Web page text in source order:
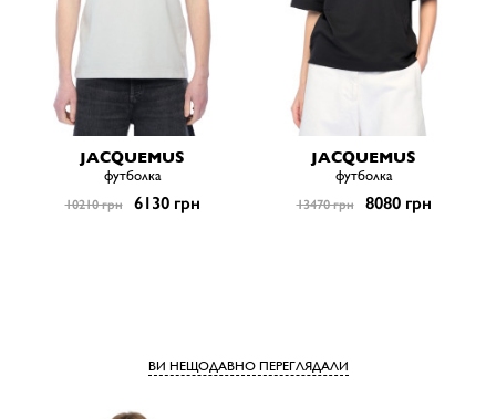
JACQUEMUS
футболка
10210 грн 6130 грн
JACQUEMUS
футболка
13470 грн 8080 грн
ВИ НЕЩОДАВНО ПЕРЕГЛЯДАЛИ